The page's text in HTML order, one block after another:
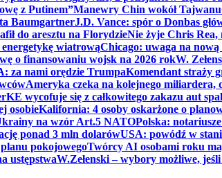
z Putinem”Manewry Chin wokół Tajwanu
BaumgartnerJ.D. Vance: spór o Donbas
do aresztu na FlorydzieNie żyje Chris Rea,
wiatrowąChicago: uwaga na
o finansowaniu wojsk na 2026 rokW.
za nami orędzie TrumpaKomendant straży
Ameryka czeka na kolejnego miliardera,
KE wycofuje się z całkowitego zakazu aut
osobieKalifornia: 4 osoby oskarżone o
na wzór Art.5 NATOPolska:
ponad 3 mln dolarówUSA: powódź w
pokojowegoTwórcy AI osobami roku
ustępstwaW.Zełenski – wybory możliwe,